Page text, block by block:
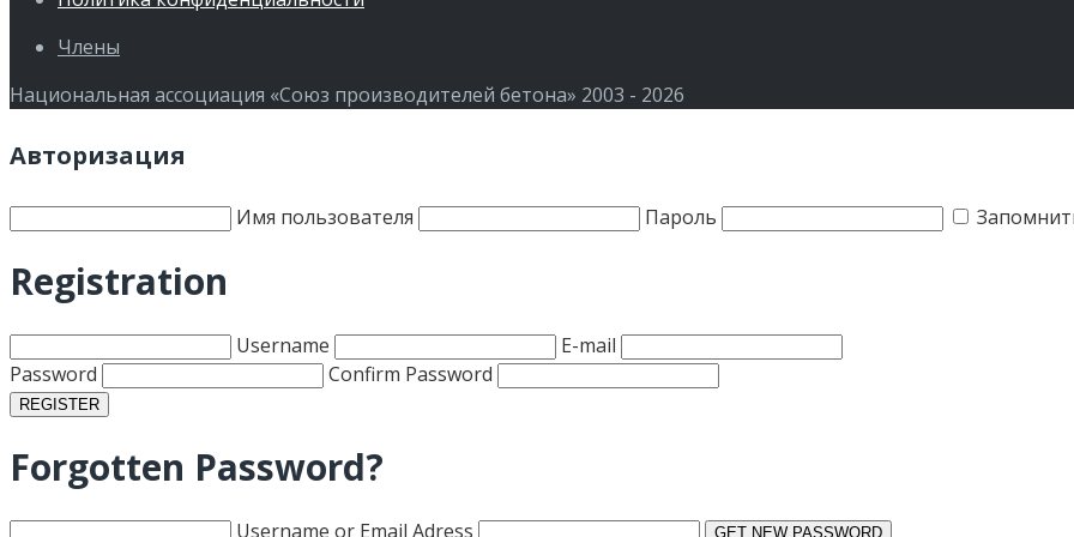
Члены
Национальная ассоциация «Союз производителей бетона» 2003 - 2026
Авторизация
Имя пользователя Пароль
Registration
Username
E-mail
Password
Confirm Password
Forgotten Password?
Username or Email Adress